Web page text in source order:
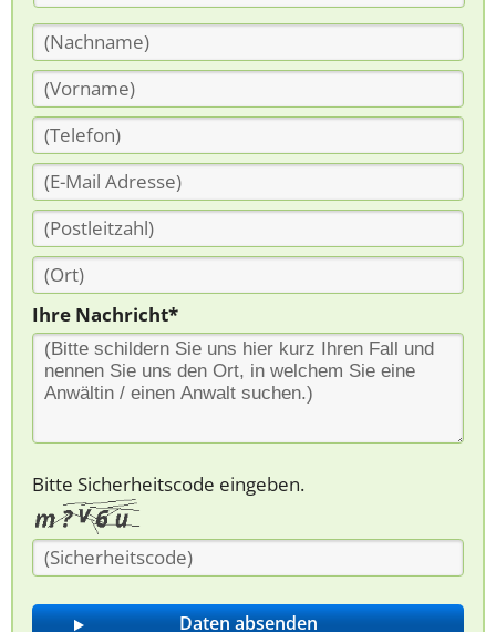
Ihre Nachricht*
Bitte Sicherheitscode eingeben.